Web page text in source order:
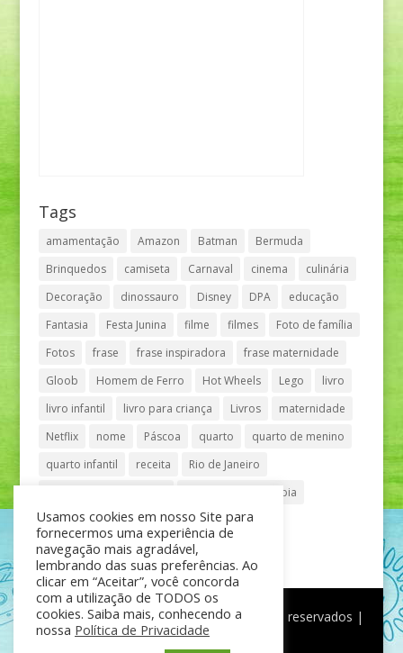
Tags
amamentação Amazon Batman
Bermuda
Brinquedos
camiseta Carnaval cinema
culinária
Decoração
dinossauro Disney DPA
educação
Fantasia
Festa Junina filme filmes
Foto de família
Fotos
frase frase inspiradora
frase maternidade
Gloob
Homem de Ferro Hot Wheels Lego
livro
livro infantil
livro para criança Livros
maternidade
Netflix
nome Páscoa quarto
quarto de menino
quarto infantil
receita
Rio de Janeiro
Shopping Vila Olímpia
São Paulo
teatro tênis
®Mãe de Menino | © Todos os direitos reservados |
Política de Privacidade
Usamos cookies em nosso Site para
fornecermos uma experiência de
navegação mais agradável,
lembrando das suas preferências. Ao
clicar em “Aceitar”, você concorda
com a utilização de TODOS os
cookies. Saiba mais, conhecendo a
nossa Política de Privacidade